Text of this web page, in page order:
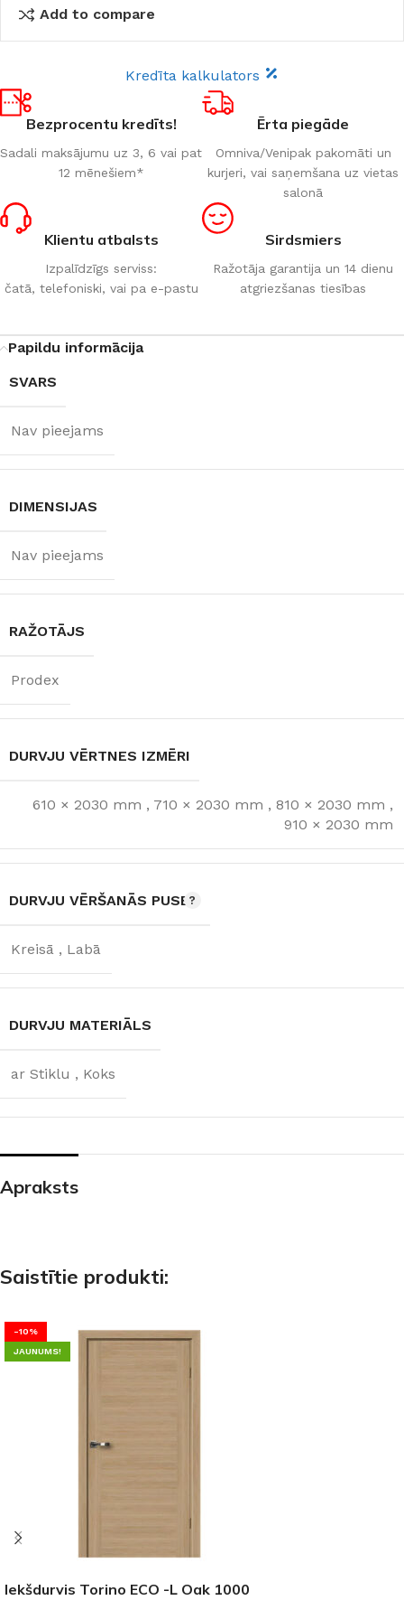
Add to compare
Kredīta kalkulators
Bezprocentu kredīts!
Sadali maksājumu uz 3, 6 vai pat
12 mēnešiem*
Ērta piegāde
Omniva/Venipak pakomāti un
kurjeri, vai saņemšana uz vietas
salonā
Klientu atbalsts
Izpalīdzīgs serviss:
čatā, telefoniski, vai pa e-pastu
Sirdsmiers
Ražotāja garantija un 14 dienu
atgriezšanas tiesības
Papildu informācija
SVARS
Nav pieejams
DIMENSIJAS
Nav pieejams
RAŽOTĀJS
Prodex
DURVJU VĒRTNES IZMĒRI
610 × 2030 mm , 710 × 2030 mm , 810 × 2030 mm ,
910 × 2030 mm
DURVJU VĒRŠANĀS PUSE
Kreisā , Labā
DURVJU MATERIĀLS
ar Stiklu , Koks
Apraksts
Saistītie produkti:
-10%
JAUNUMS!
Iekšdurvis Torino ECO -L Oak 1000